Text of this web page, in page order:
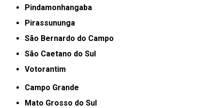
Pindamonhangaba
Pirassununga
São Bernardo do Campo
São Caetano do Sul
Votorantim
Campo Grande
Mato Grosso do Sul